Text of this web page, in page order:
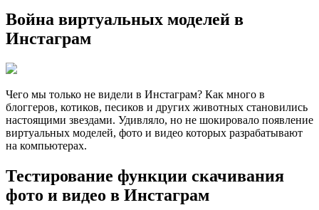
Война виртуальных моделей в
Инстаграм
Чего мы только не видели в Инстаграм? Как много в
блоггеров, котиков, песиков и других животных становились
настоящими звездами. Удивляло, но не шокировало появление
виртуальных моделей, фото и видео которых разрабатывают
на компьютерах.
Тестирование функции скачивания
фото и видео в Инстаграм